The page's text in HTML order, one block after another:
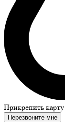
Прикрепить карту
Перезвоните мне